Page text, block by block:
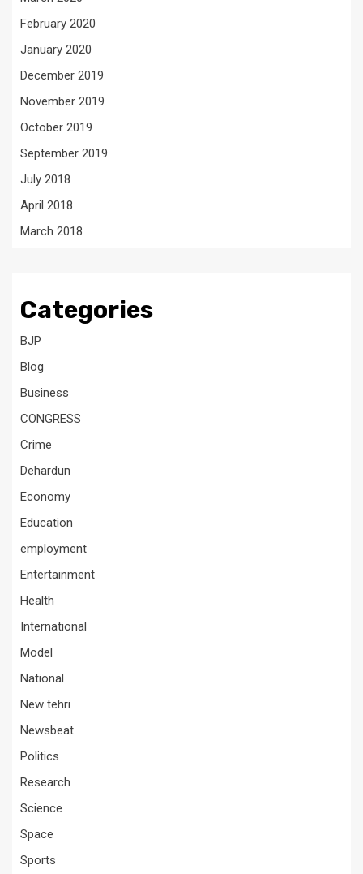
February 2020
January 2020
December 2019
November 2019
October 2019
September 2019
July 2018
April 2018
March 2018
Categories
BJP
Blog
Business
CONGRESS
Crime
Dehardun
Economy
Education
employment
Entertainment
Health
International
Model
National
New tehri
Newsbeat
Politics
Research
Science
Space
Sports